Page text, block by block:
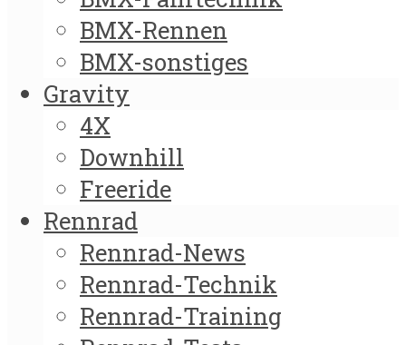
BMX-Rennen
BMX-sonstiges
Gravity
4X
Downhill
Freeride
Rennrad
Rennrad-News
Rennrad-Technik
Rennrad-Training